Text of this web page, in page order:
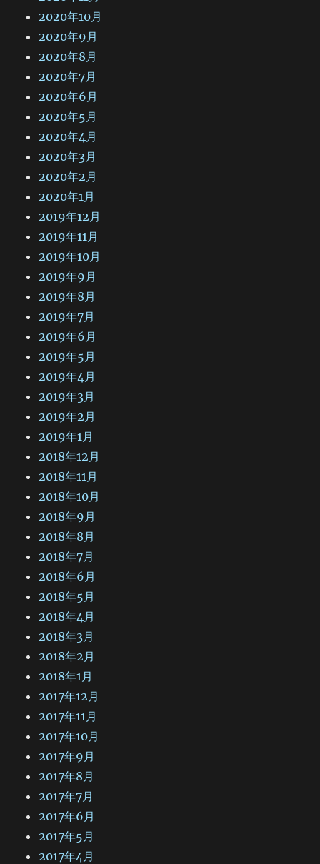
2020年10月
2020年9月
2020年8月
2020年7月
2020年6月
2020年5月
2020年4月
2020年3月
2020年2月
2020年1月
2019年12月
2019年11月
2019年10月
2019年9月
2019年8月
2019年7月
2019年6月
2019年5月
2019年4月
2019年3月
2019年2月
2019年1月
2018年12月
2018年11月
2018年10月
2018年9月
2018年8月
2018年7月
2018年6月
2018年5月
2018年4月
2018年3月
2018年2月
2018年1月
2017年12月
2017年11月
2017年10月
2017年9月
2017年8月
2017年7月
2017年6月
2017年5月
2017年4月